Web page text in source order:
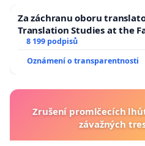
Za záchranu oboru
Translation Studies at the
University
8 199 podpisů
Oznámení o transparentnosti
Zrušení promlčecích
závažných